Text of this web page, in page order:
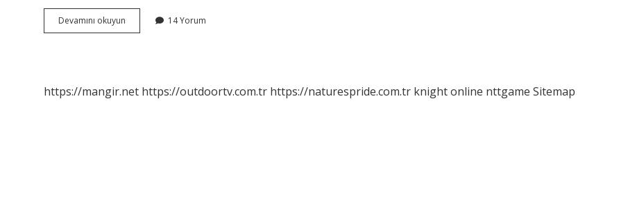
Devamını okuyun
Mahkeme
14 Yorum
https://mangir.net https://outdoortv.com.tr https://naturespride.com.tr knight online nttgame Sitemap